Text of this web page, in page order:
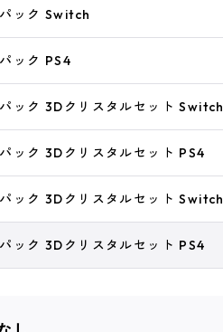
ック Switch
ック PS4
ック 3Dクリスタルセット Switch
ック 3Dクリスタルセット PS4
ック 3Dクリスタルセット Switch
ック 3Dクリスタルセット PS4